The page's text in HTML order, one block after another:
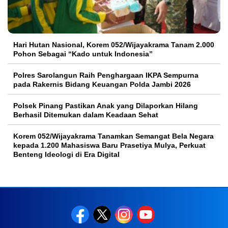
Hari Hutan Nasional, Korem 052/Wijayakrama Tanam 2.000
Pohon Sebagai “Kado untuk Indonesia”
Polres Sarolangun Raih Penghargaan IKPA Sempurna
pada Rakernis Bidang Keuangan Polda Jambi 2026
Polsek Pinang Pastikan Anak yang Dilaporkan Hilang
Berhasil Ditemukan dalam Keadaan Sehat
Korem 052/Wijayakrama Tanamkan Semangat Bela Negara
kepada 1.200 Mahasiswa Baru Prasetiya Mulya, Perkuat
Benteng Ideologi di Era Digital